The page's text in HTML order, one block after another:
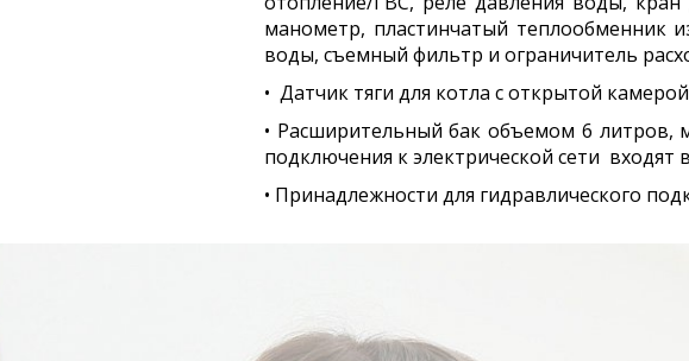
манометр, пластинчатый теплообменник
воды, съемный фильтр и ограничитель
• Датчик тяги для котла с открытой
• Расширительный бак объемом 6 литров,
подключения к электрической сети входят
• Принадлежности для гидравлического